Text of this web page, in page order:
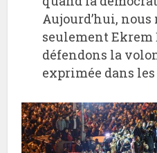
Aujourd’hui, nous
seulement Ekrem
défendons la
exprimée dans les